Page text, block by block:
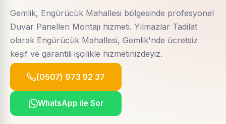
Gemlik, Engürücük Mahallesi bölgesinde profesyonel
Duvar Panelleri Montajı hizmeti. Yılmazlar Tadilat
olarak Engürücük Mahallesi, Gemlik'nde ücretsiz
keşif ve garantili işçilikle hizmetinizdeyiz.
(0507) 973 92 37
WhatsApp ile Sor